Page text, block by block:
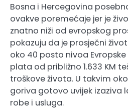
Bosna i Hercegovina
ovakve poremećaje jer je
znatno niži od evropskog
pokazuju da je prosječni
oko 40 posto nivoa
plata od približno 1.633 KM
troškove života. U takvim
goriva gotovo uvijek izaziva
robe i usluga.